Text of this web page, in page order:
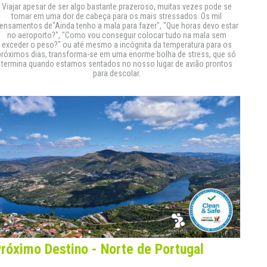
Viajar apesar de ser algo bastante prazeroso, muitas vezes pode se
tornar em uma dor de cabeça para os mais stressados. Os mil
de"Ainda tenho a mala para fazer", "Que horas devo estar
no aeroporto?", "Como vou conseguir colocar tudo na mala sem
exceder o peso?" ou até mesmo a incógnita da temperatura para os
dias, transforma-se em uma enorme bolha de stress, que só
termina quando estamos sentados no nosso lugar de avião prontos
para descolar.
Destino - Norte de Portugal